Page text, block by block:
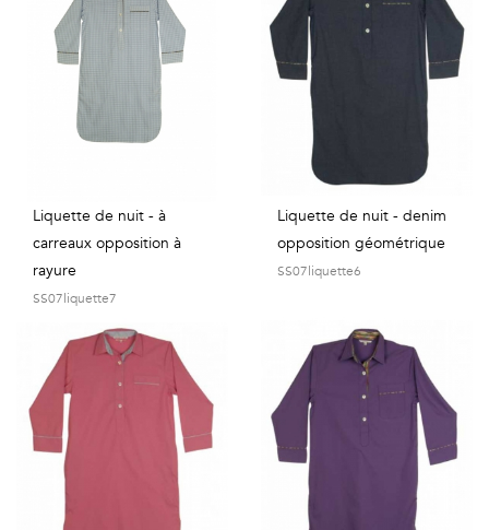
Liquette de nuit - à
carreaux opposition à
rayure
SS07liquette7
Liquette de nuit - denim
opposition géométrique
SS07liquette6